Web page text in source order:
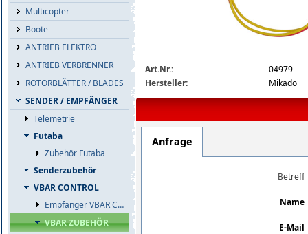
Multicopter
Boote
ANTRIEB ELEKTRO
ANTRIEB VERBRENNER
ROTORBLÄTTER / BLADES
SENDER / EMPFÄNGER
Telemetrie
Futaba
Zubehör Futaba
Senderzubehör
VBAR CONTROL
Empfänger VBAR Control
VBAR ZUBEHÖR
Art.Nr.:
04979
Hersteller:
Mikado
Anfrage
Betreff
Name
E-Mail